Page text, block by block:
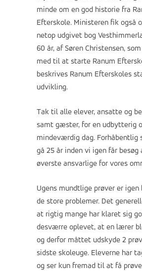
minde om en god historie fra
Efterskole. Ministeren fik også
netop udgivet bog
60 år, af Søren Christensen,
med til at starte Ranum
beskrives Ranum Efterskoles
udvikling.
Tak til alle elever, ansatte og
samt gæster, for en udbytterig
mindeværdig dag. Forhåbentlig
gå 25 år inden vi igen får besøg
øverste ansvarlige for vores
Ugens mundtlige prøver er igen
de store problemer. Det
at rigtig mange har klaret sig
desværre oplevet, at en lærer
og derfor måttet udskyde 2
sidste skoleuge. Eleverne har
og ser kun fremad til at få